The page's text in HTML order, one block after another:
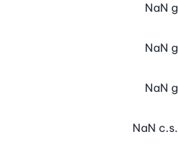
NaN g
NaN g
NaN g
NaN c.s.